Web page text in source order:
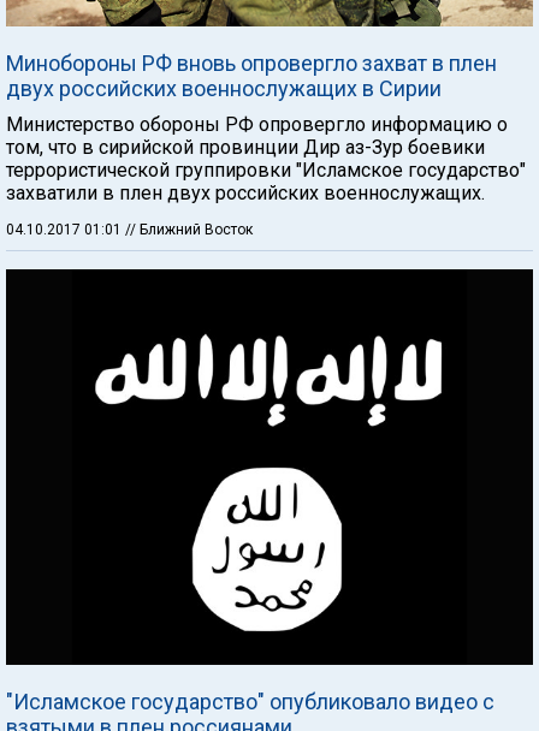
Минобороны РФ вновь опровергло захват в плен
двух российских военнослужащих в Сирии
Министерство обороны РФ опровергло информацию о
том, что в сирийской провинции Дир аз-Зур боевики
террористической группировки "Исламское государство"
захватили в плен двух российских военнослужащих.
04.10.2017 01:01 // Ближний Восток
"Исламское государство" опубликовало видео с